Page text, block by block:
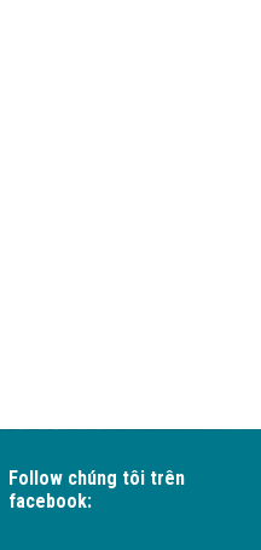
Follow chúng tôi trên
facebook: